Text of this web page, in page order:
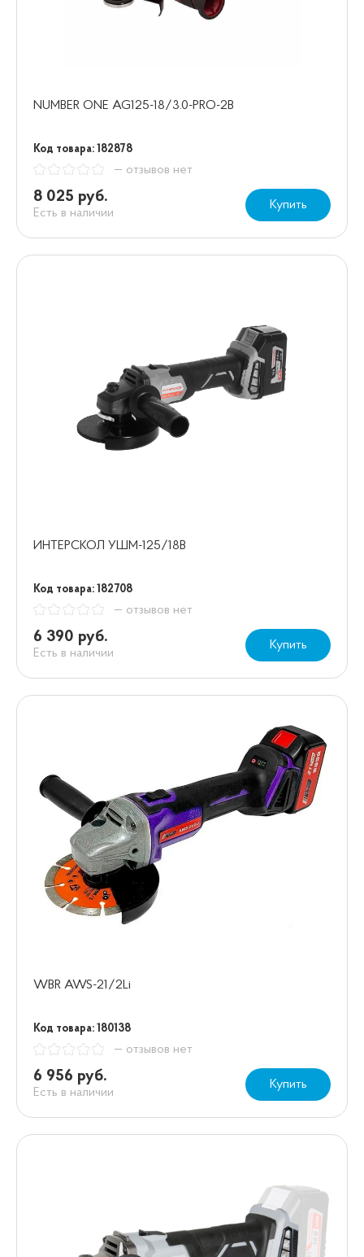
NUMBER ONE AG125-18/3.0-PRO-2B
Код товара: 182878
— отзывов нет
8 025 руб.
Есть в наличии
Купить
ИНТЕРСКОЛ УШМ-125/18В
Код товара: 182708
— отзывов нет
6 390 руб.
Есть в наличии
Купить
WBR AWS-21/2Li
Код товара: 180138
— отзывов нет
6 956 руб.
Есть в наличии
Купить